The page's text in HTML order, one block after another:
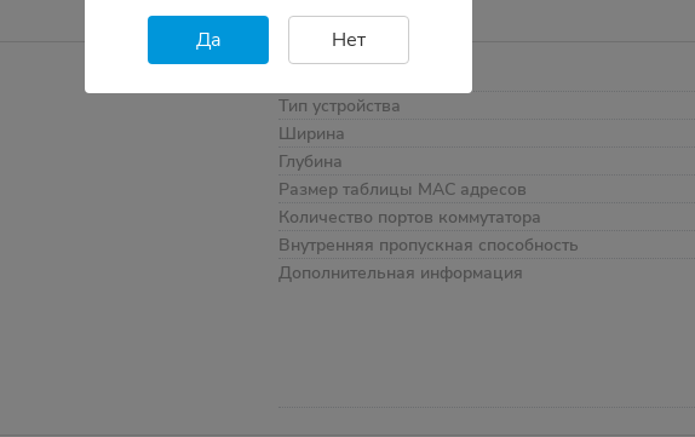
Тип устройства
Ширина
Глубина
Размер таблицы MAC адресов
Количество портов коммутатора
Внутренняя пропускная способность
Дополнительная информация
Да Нет